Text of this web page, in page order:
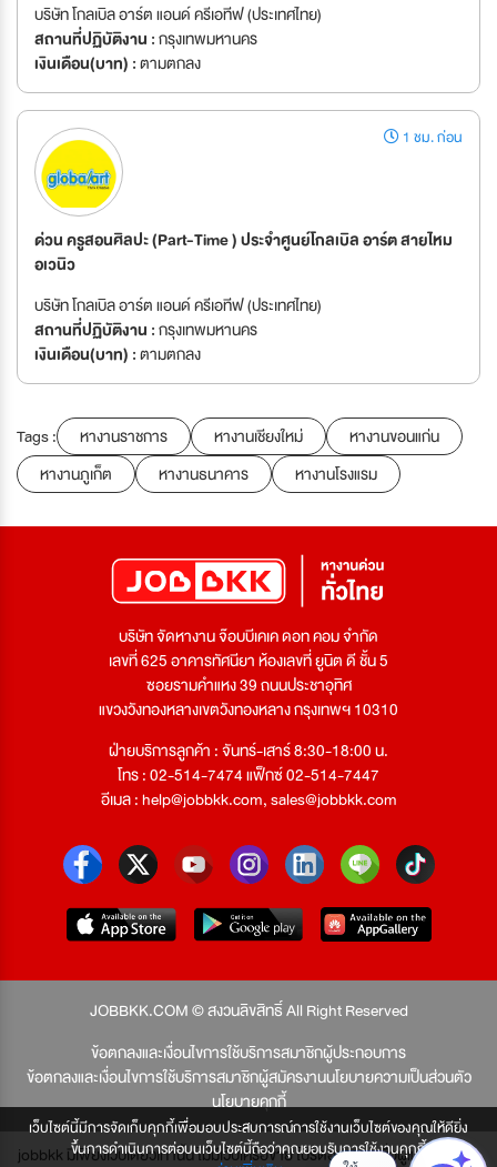
เว็บไซต์นี้มีการจัดเก็บคุกกี้เพื่อมอบประสบการณ์การใช้งานเว็บไซต์ของคุณให้ดียิ่ง
ขึ้นการดำเนินการต่อบนเว็บไซต์นี้ถือว่าคุณยอมรับการใช้งานคุกกี้
บริษัท โกลเบิล อาร์ต แอนด์ ครีเอทีฟ (ประเทศไทย)
สถานที่ปฏิบัติงาน :กรุงเทพมหานคร
เงินเดือน(บาท) :ตามตกลง
1 ชม. ก่อน
ด่วน ครูสอนศิลปะ (Part-Time ) ประจำศูนย์โกลเบิล อาร์ต สายไหม
อเวนิว
บริษัท โกลเบิล อาร์ต แอนด์ ครีเอทีฟ (ประเทศไทย)
สถานที่ปฏิบัติงาน :กรุงเทพมหานคร
เงินเดือน(บาท) :ตามตกลง
Tags : หางานราชการ หางานเชียงใหม่
หางานขอนแก่น
หางานภูเก็ต
หางานธนาคาร หางานโรงแรม
บริษัท จัดหางาน จ๊อบบีเคเค ดอท คอม จำกัด
เลขที่ 625 อาคารทัศนียา ห้องเลขที่ ยูนิต ดี ชั้น 5
ซอยรามคำแหง 39 ถนนประชาอุทิศ
แขวงวังทองหลางเขตวังทองหลาง กรุงเทพฯ 10310
ฝ่ายบริการลูกค้า : จันทร์-เสาร์ 8:30-18:00 น.
โทร : 02-514-7474 แฟ็กซ์ 02-514-7447
อีเมล :help@jobbkk.com,sales@jobbkk.com
JOBBKK.COM © สงวนลิขสิทธิ์ All Right Reserved
ข้อตกลงและเงื่อนไขการใช้บริการสมาชิกผู้ประกอบการ
ข้อตกลงและเงื่อนไขการใช้บริการสมาชิกผู้สมัครงานนโยบายความเป็นส่วนตัว
นโยบายคุกกี้
jobbkk มีเพียงเว็บเดียวเท่านั้น ไม่มีเว็บเครือข่าย โปรดอย่าหลงเชื่อผู้แอบอ้าง และ